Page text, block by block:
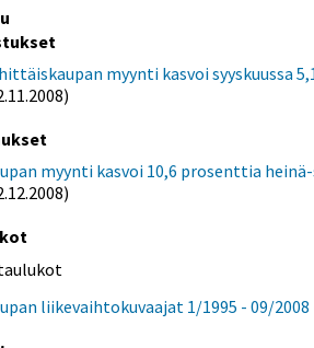
myynti kasvoi syyskuussa
myynti kasvoi 10,6 prosenttia heinä-
liikevaihtokuvaajat 1/1995 - 09/2008